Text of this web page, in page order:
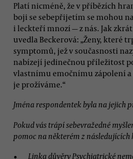
Platí nicméně, že v příbězích
boji se sebepřijetím se mohou
i leckteří mnozí — z nás. Jak
uvedla Beckerová: „Ženy, které
symptomů, jež v současnosti
nabízejí jedinečnou příležitost
vlastnímu emočnímu zápolení
je prožíváme.“
Jména respondentek byla na jejich
Pokud vás trápí sebevražedné
pomoc na některém z
Linka důvěry Psychiatrické